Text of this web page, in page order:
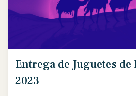
Entrega de Juguetes de
2023